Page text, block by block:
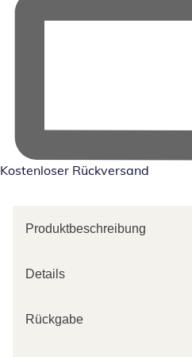
Kostenloser Rückversand
Produktbeschreibung
Details
Rückgabe